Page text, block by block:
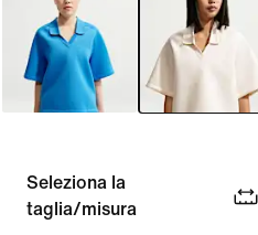
Seleziona la
taglia/misura